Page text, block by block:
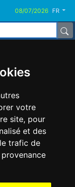
votre
site, pour
et des
trafic de
FR